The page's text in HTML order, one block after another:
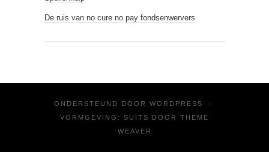
De ruis van no cure no pay fondsenwervers
ONDERSTEUND DOOR WORDPRESS
·
VORMGEVING: SUITS DOOR THEME
WEAVER